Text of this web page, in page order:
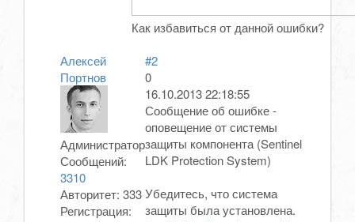
Как избавиться от данной ошибки?
Алексей
Портнов
Администратор
Сообщений:
3310
Авторитет: 333
Регистрация:
#2
0
16.10.2013 22:18:55
Сообщение об ошибке -
оповещение от системы
защиты компонента (Sentinel
LDK Protection System)
Убедитесь, что система
защиты была установлена.